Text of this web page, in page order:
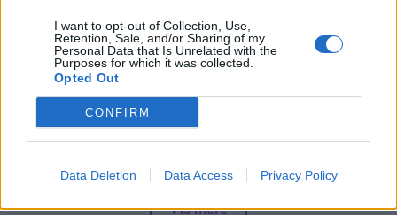
I want to opt-out of Collection, Use,
Retention, Sale, and/or Sharing of my
Personal Data that Is Unrelated with the
Purposes for which it was collected.
Opted Out
CONFIRM
Data Deletion Data Access Privacy Policy
den skal være det på en ordentlig måde, kræver
det, at vi fra politisk hold og fra myndighedernes
side bruger de muligheder, vi har for at passe
godt på befolkningen, siger ministeren til
styrelsens hjemmeside.
- Hvis vi oplever problemulve, så skal de skydes.
Og i forlængelse af episoden fra Bunken
Det viser Beredskabsstyrelsens nye opgørelse,
Redningsberedskabet i tal 2025, hvor Region
Nordjylland er den region, der havde den mest
positive udvikling.
Vis mere